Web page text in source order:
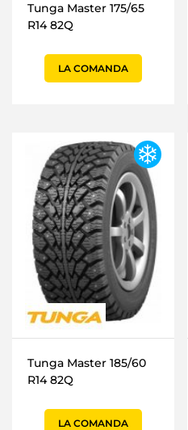
Tunga Master 175/65
R14 82Q
LA COMANDA
Tunga Master 185/60
R14 82Q
LA COMANDA